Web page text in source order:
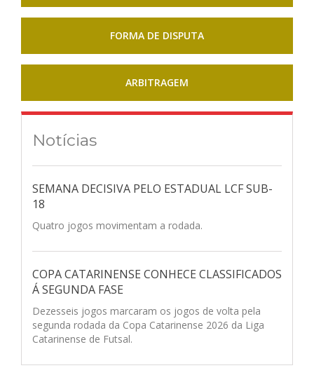
FORMA DE DISPUTA
ARBITRAGEM
Notícias
SEMANA DECISIVA PELO ESTADUAL LCF SUB-
18
Quatro jogos movimentam a rodada.
COPA CATARINENSE CONHECE CLASSIFICADOS
Á SEGUNDA FASE
Dezesseis jogos marcaram os jogos de volta pela
segunda rodada da Copa Catarinense 2026 da Liga
Catarinense de Futsal.